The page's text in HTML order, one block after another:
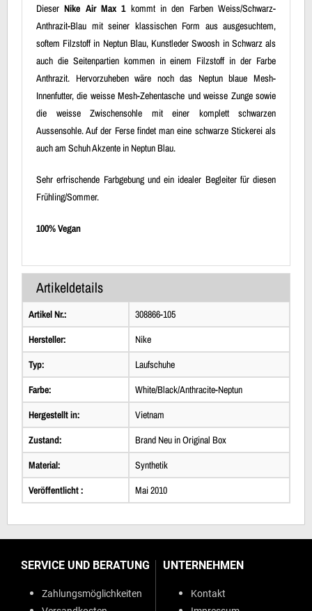
DieserNike Air Max 1kommt in den Farben Weiss/Schwarz-
Anthrazit-Blau mit seiner klassischen Form aus ausgesuchtem,
softem Filzstoff in Neptun Blau, Kunstleder Swoosh in Schwarz als
auch die Seitenpartien kommen in einem Filzstoff in der Farbe
Anthrazit. Hervorzuheben wäre noch das Neptun blaue Mesh-
Innenfutter, die weisse Mesh-Zehentasche und weisse Zunge sowie
die weisse Zwischensohle mit einer komplett schwarzen
Aussensohle. Auf der Ferse findet man eine schwarze Stickerei als
auch am Schuh Akzente in Neptun Blau.
Sehr erfrischende Farbgebung und ein idealer Begleiter für diesen
Frühling/Sommer.
100% Vegan
Artikeldetails
Artikel Nr.:
308866-105
Hersteller:
Nike
Typ:
Laufschuhe
Farbe:
White/Black/Anthracite-Neptun
Hergestellt in:
Vietnam
Zustand:
Brand Neu in Original Box
Material:
Synthetik
Veröffentlicht :
Mai 2010
SERVICE UND BERATUNG
Zahlungsmöglichkeiten
UNTERNEHMEN
Kontakt